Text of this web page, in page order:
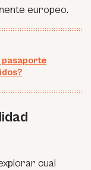
europeo.
pasaporte
cual